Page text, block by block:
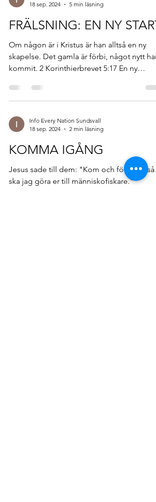
18 sep. 2024
5 min läsning
FRÄLSNING: EN NY START
Om någon är i Kristus är han alltså en ny
skapelse. Det gamla är förbi, något nytt har
kommit. 2 Korinthierbrevet 5:17 En ny
Info Every Nation Sundsvall
18 sep. 2024
2 min läsning
KOMMA IGÅNG
Jesus sade till dem: "Kom och följ mig, så
ska jag göra er till människofiskare."